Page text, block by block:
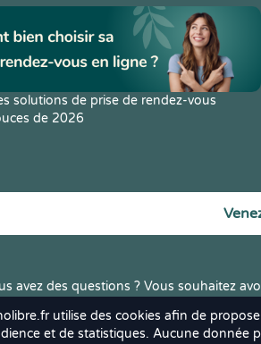
utilise des cookies afin de
et de statistiques. Aucune donnée
solutions de prise de rendez-vous
de 2026
avez des questions ? Vous souhaitez